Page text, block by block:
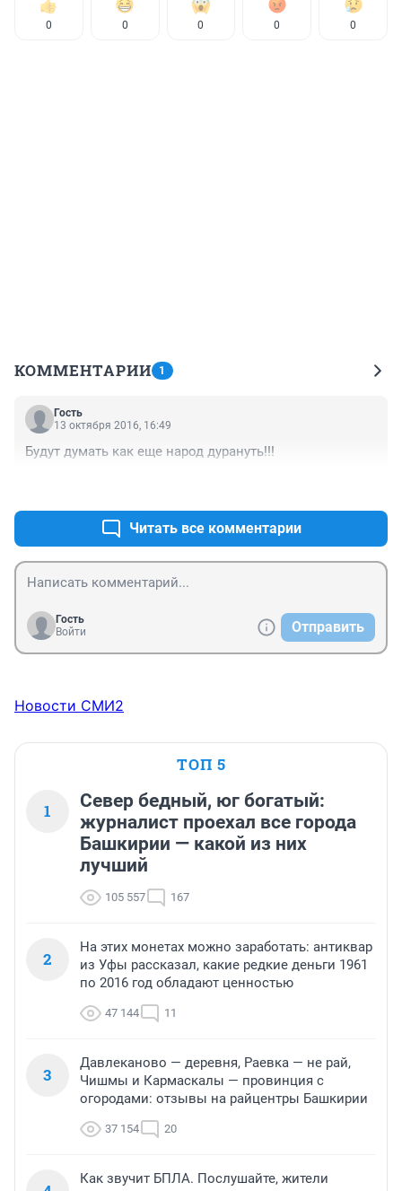
0 0 0 0 0
КОММЕНТАРИИ 1
Гость
13 октября 2016, 16:49
Будут думать как еще народ дурануть!!!
Читать все комментарии
Гость
Войти
Отправить
Новости СМИ2
ТОП 5
1
Север бедный, юг богатый:
журналист проехал все города
Башкирии — какой из них
лучший
105 557 167
2
На этих монетах можно заработать: антиквар
из Уфы рассказал, какие редкие деньги 1961
по 2016 год обладают ценностью
47 144 11
3
Давлеканово — деревня, Раевка — не рай,
Чишмы и Кармаскалы — провинция с
огородами: отзывы на райцентры Башкирии
37 154 20
Как звучит БПЛА. Послушайте, жители